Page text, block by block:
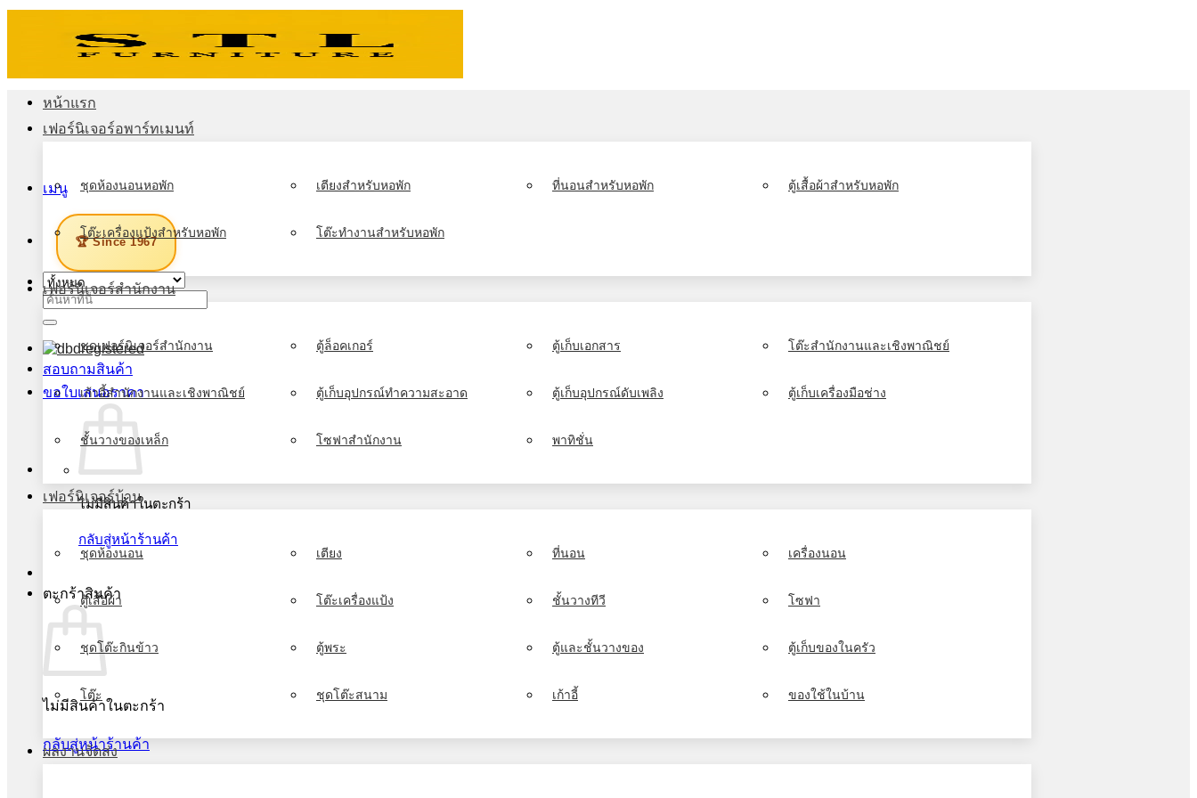
เมนู
🏆 Since 1967
ค้นหา:
สอบถามสินค้า
ขอใบเสนอราคา
ไม่มีสินค้าในตะกร้า
กลับสู่หน้าร้านค้า
ตะกร้าสินค้า
ไม่มีสินค้าในตะกร้า
กลับสู่หน้าร้านค้า
หน้าแรก
เฟอร์นิเจอร์อพาร์ทเมนท์
ชุดห้องนอนหอพัก เตียงสำหรับหอพัก ที่นอนสำหรับหอพัก ตู้เสื้อผ้าสำหรับหอพัก
โต๊ะเครื่องแป้งสำหรับหอพัก โต๊ะทำงานสำหรับหอพัก
เฟอร์นิเจอร์สำนักงาน
ชุดเฟอร์นิเจอร์สำนักงาน ตู้ล็อคเกอร์ ตู้เก็บเอกสาร โต๊ะสำนักงานและเชิงพาณิชย์
เก้าอี้สำนักงานและเชิงพาณิชย์ ตู้เก็บอุปกรณ์ทำความสะอาด ตู้เก็บอุปกรณ์ดับเพลิง ตู้เก็บเครื่องมือช่าง
ชั้นวางของเหล็ก โซฟาสำนักงาน พาทิชั่น
เฟอร์นิเจอร์บ้าน
ชุดห้องนอน เตียง ที่นอน เครื่องนอน
ตู้เสื้อผ้า โต๊ะเครื่องแป้ง ชั้นวางทีวี โซฟา
ชุดโต๊ะกินข้าว ตู้พระ ตู้และชั้นวางของ ตู้เก็บของในครัว
โต๊ะ ชุดโต๊ะสนาม เก้าอี้ ของใช้ในบ้าน
ผลงานจัดส่ง